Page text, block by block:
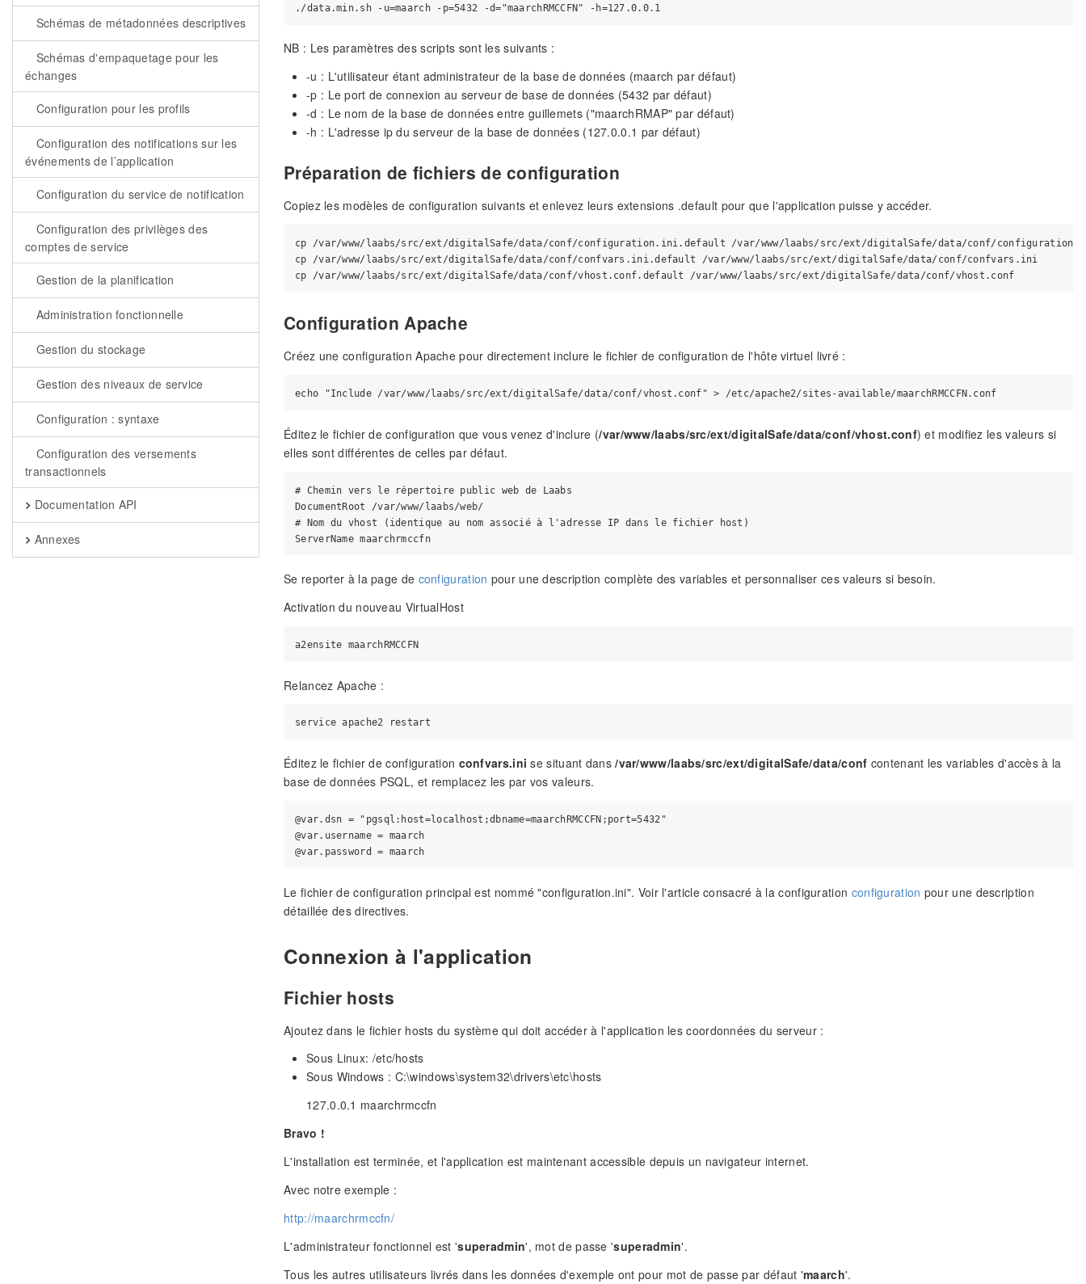
Schémas de métadonnées descriptives
Schémas d'empaquetage pour les
échanges
Configuration pour les profils
Configuration des notifications sur les
événements de l’application
Configuration du service de notification
Configuration des privilèges des
comptes de service
Gestion de la planification
Administration fonctionnelle
Gestion du stockage
Gestion des niveaux de service
Configuration : syntaxe
Configuration des versements
transactionnels
Documentation API
Annexes
NB : Les paramètres des scripts sont les suivants :
-u : L'utilisateur étant administrateur de la base de données (maarch par défaut)
-p : Le port de connexion au serveur de base de données (5432 par défaut)
-d : Le nom de la base de données entre guillemets ("maarchRMAP" par défaut)
-h : L'adresse ip du serveur de la base de données (127.0.0.1 par défaut)
Préparation de fichiers de configuration
Copiez les modèles de configuration suivants et enlevez leurs extensions .default pour que l'application puisse y accéder.
cp /var/www/laabs/src/ext/digitalSafe/data/conf/configuration.ini.default /var/www/laabs/src/ext/digitalSafe/data/conf/
cp /var/www/laabs/src/ext/digitalSafe/data/conf/confvars.ini.default /var/www/laabs/src/ext/digitalSafe/data/conf/confvars.ini
Configuration Apache
Créez une configuration Apache pour directement inclure le fichier de configuration de l'hôte virtuel livré :
Éditez le fichier de configuration que vous venez d'inclure (/var/www/laabs/src/ext/digitalSafe/data/conf/vhost.conf) et modifiez les valeurs si
elles sont différentes de celles par défaut.
# Chemin vers le répertoire public web de Laabs
DocumentRoot /var/www/laabs/web/
# Nom du vhost (identique au nom associé à l'adresse IP dans le fichier host)
ServerName maarchrmccfn
Se reporter à la page de configuration pour une description complète des variables et personnaliser ces valeurs si besoin.
Activation du nouveau VirtualHost
Relancez Apache :
Éditez le fichier de configuration confvars.ini se situant dans/var/www/laabs/src/ext/digitalSafe/data/conf contenant les variables d'accès à la
base de données PSQL, et remplacez les par vos valeurs.
@var.dsn = "pgsql:host=localhost;dbname=maarchRMCCFN;port=5432"
@var.username = maarch
Le fichier de configuration principal est nommé "configuration.ini". Voir l'article consacré à la configuration configuration pour une description
détaillée des directives.
Connexion à l'application
Fichier hosts
Ajoutez dans le fichier hosts du système qui doit accéder à l'application les coordonnées du serveur :
Sous Linux: /etc/hosts
Sous Windows : C:\windows\system32\drivers\etc\hosts
127.0.0.1 maarchrmccfn
Bravo !
L'installation est terminée, et l'application est maintenant accessible depuis un navigateur internet.
Avec notre exemple :
http://maarchrmccfn/
L'administrateur fonctionnel est 'superadmin', mot de passe 'superadmin'.
Tous les autres utilisateurs livrés dans les données d'exemple ont pour mot de passe par défaut 'maarch'.